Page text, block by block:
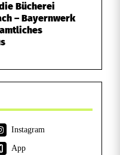
Bücherei
– Bayernwerk
Instagram
App